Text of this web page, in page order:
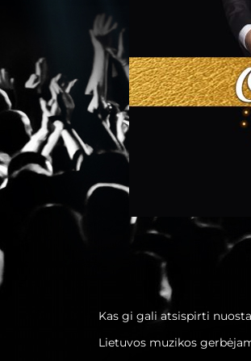
Kas gi gali atsispirti
Lietuvos muzikos